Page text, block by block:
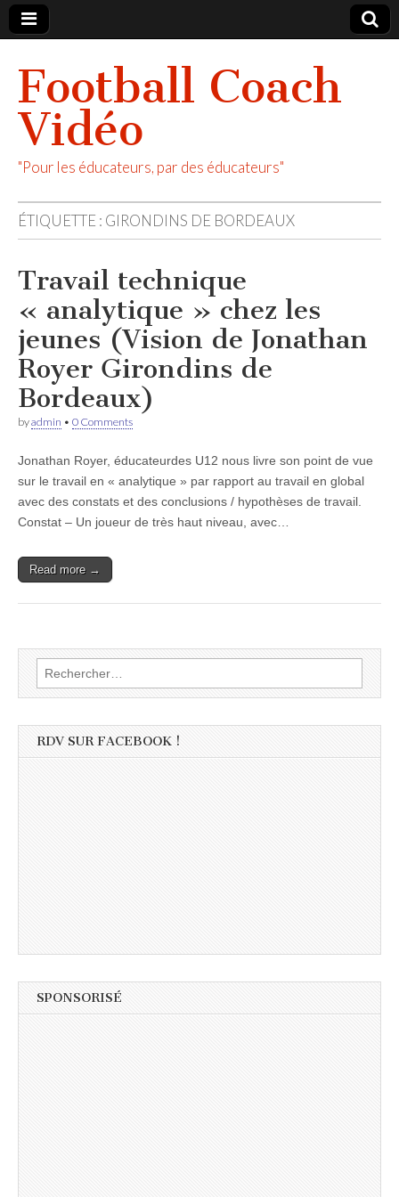
Football Coach
Vidéo
"Pour les éducateurs, par des éducateurs"
ÉTIQUETTE : GIRONDINS DE BORDEAUX
Travail technique
« analytique » chez les
jeunes (Vision de Jonathan
Royer Girondins de
Bordeaux)
byadmin • 0 Comments
Jonathan Royer, éducateurdes U12 nous livre son point de vue
sur le travail en « analytique » par rapport au travail en global
avec des constats et des conclusions / hypothèses de travail.
Constat – Un joueur de très haut niveau, avec…
Read more →
Rechercher :
RDV SUR FACEBOOK !
SPONSORISÉ